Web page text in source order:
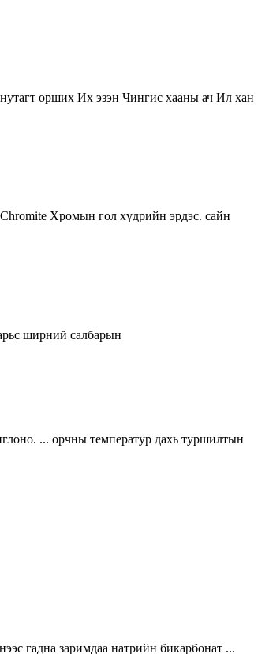
орших Их эзэн Чингис хааны ач Ил хан
Хромын гол хүдрийн эрдэс. сайн
ширний салбарын
... орчны температур дахь туршилтын
гадна заримдаа натрийн бикарбонат ...